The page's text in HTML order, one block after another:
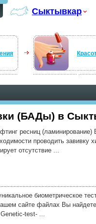
Сыктывкар
(БАДы) в
ресниц
проводить
отсутствие ...
биометрическое
сайте файлах Вы
test- ...